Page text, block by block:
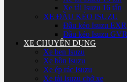
Xe tải Isuzu 16 tấn
XE ĐẦU KÉO ISUZU
Đầu kéo Isuzu EXR
Đầu kéo Isuzu GVR
XE CHUYÊN DỤNG
Xe ben Isuzu
Xe bồn Isuzu
Xe ép rác Isuzu
Xe tải Isuzu chở xe